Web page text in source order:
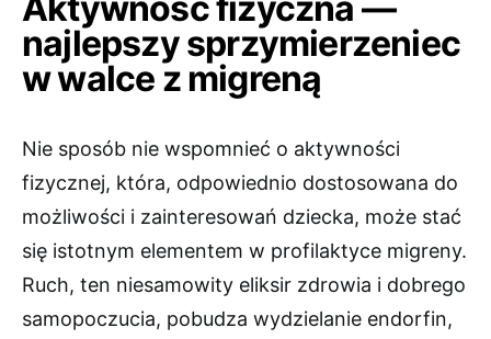
najlepszy sprzymierzeniec
w walce z migreną
Nie sposób nie wspomnieć o aktywności
fizycznej, która, odpowiednio dostosowana do
możliwości i zainteresowań dziecka, może stać
się istotnym elementem w profilaktyce migreny.
Ruch, ten niesamowity eliksir zdrowia i dobrego
samopoczucia, pobudza wydzielanie endorfin,